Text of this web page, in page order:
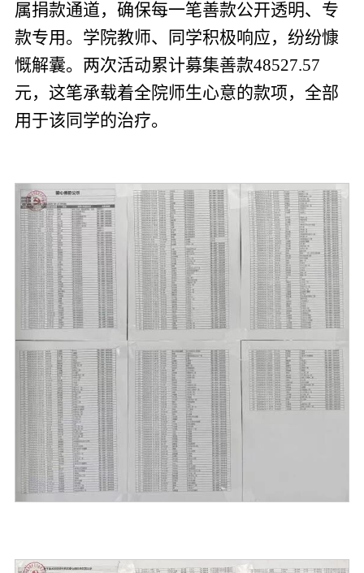
属捐款通道，确保每一笔善款公开透明、专
款专用。学院教师、同学积极响应，纷纷慷
慨解囊。两次活动累计募集善款48527.57
元，这笔承载着全院师生心意的款项，全部
用于该同学的治疗。